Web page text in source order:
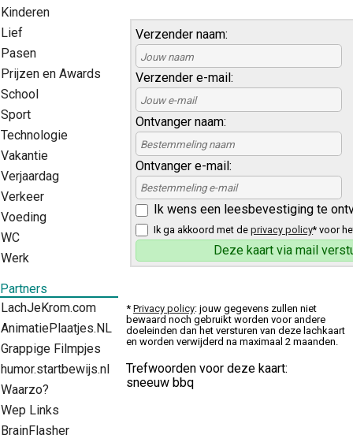
Kinderen
Lief
Pasen
Prijzen en Awards
School
Sport
Technologie
Vakantie
Verjaardag
Verkeer
Voeding
WC
Werk
Partners
LachJeKrom.com
AnimatiePlaatjes.NL
Grappige Filmpjes
humor.startbewijs.nl
Waarzo?
Wep Links
BrainFlasher
Verzender naam:
Verzender e-mail:
Ontvanger naam:
Ontvanger e-mail:
Ik wens een leesbevestiging te
Ik ga akkoord met deprivacy policy* voor
* Privacy policy: jouw gegevens zullen niet
bewaard noch gebruikt worden voor andere
doeleinden dan het versturen van deze lachkaart
en worden verwijderd na maximaal 2 maanden.
Trefwoorden voor deze kaart:
sneeuw bbq